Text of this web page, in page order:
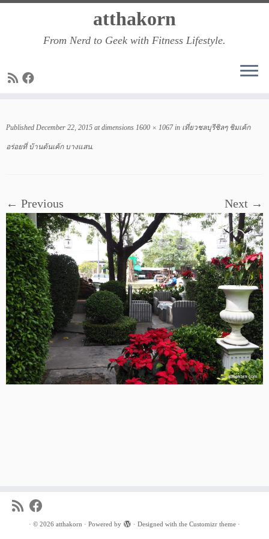
atthakorn
From Nerd to Geek with Fitness Lifestyle.
Published December 22, 2015 at dimensions 1600 × 1067in เที่ยวชลบุรีชิลๆ ชิมเค้ก
อร่อยที่ บ้านต้นเค้ก บางแสน.
← Previous Next →
· © 2026 atthakorn · Powered by · Designed with the Customizr theme ·